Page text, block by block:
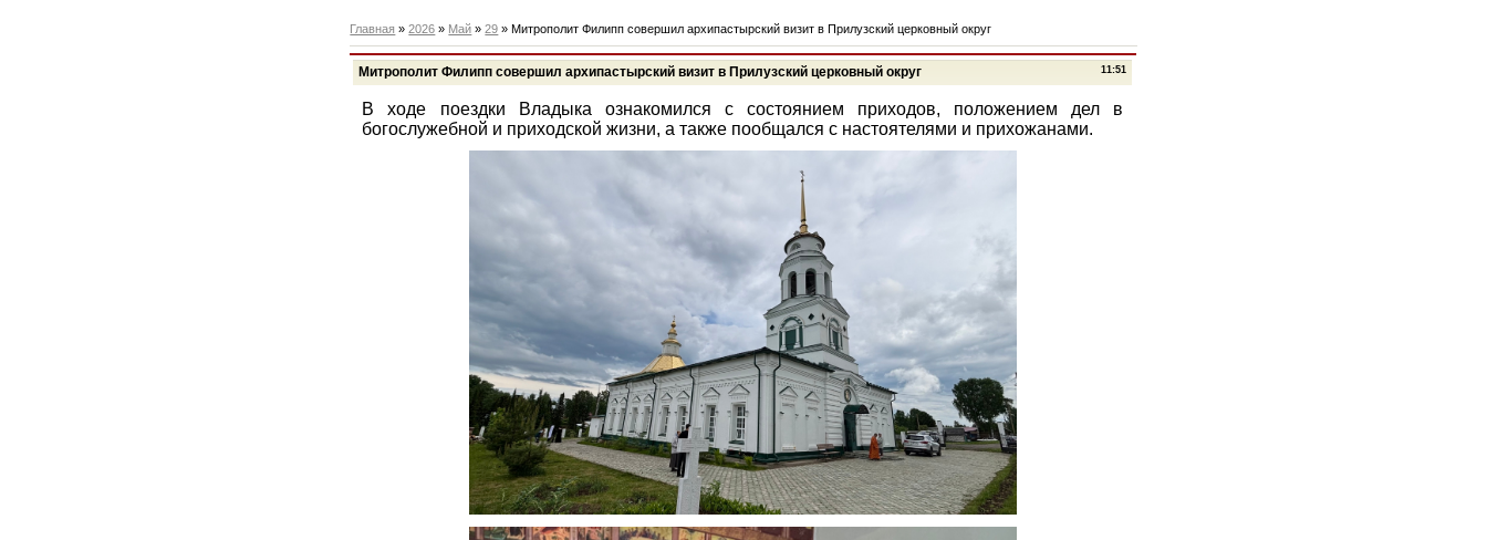
Главная »2026 » Май » 29 » Митрополит Филипп совершил архипастырский визит в Прилузский церковный округ
11:51
Митрополит Филипп совершил архипастырский визит в Прилузский церковный округ
В ходе поездки Владыка ознакомился с состоянием приходов, положением дел в
богослужебной и приходской жизни, а также пообщался с настоятелями и прихожанами.